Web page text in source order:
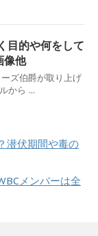
目的や何をして
像他
ズ伯爵が取り上げ
から ...
潜伏期間や毒の
メンバーは全